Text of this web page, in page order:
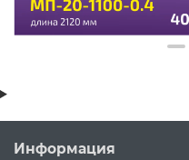
Информация